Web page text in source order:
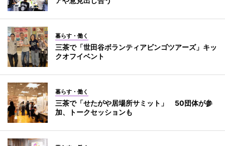
暮らす・働く
三茶で「世田谷ボランティアビンゴツアーズ」キッ
クオフイベント
暮らす・働く
三茶で「せたがや居場所サミット」 50団体が参
加、トークセッションも